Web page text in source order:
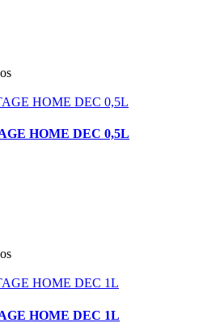
HOME DEC 0,5L
HOME DEC 1L